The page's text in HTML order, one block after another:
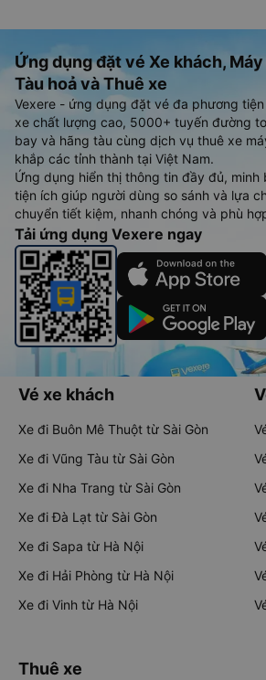
Ứng dụng đặt vé Xe khách, Máy
Tàu hoả và Thuê xe
Vexere - ứng dụng đặt vé đa phương
xe chất lượng cao, 5000+ tuyến đường
bay và hãng tàu cùng dịch vụ thuê xe
khắp các tỉnh thành tại Việt Nam.
Ứng dụng hiển thị thông tin đầy đủ, minh
tiện ích giúp người dùng so sánh và lựa
chuyển tiết kiệm, nhanh chóng và phù
Tải ứng dụng Vexere ngay
Vé xe khách
Xe đi Buôn Mê Thuột từ Sài Gòn
Xe đi Vũng Tàu từ Sài Gòn
Xe đi Nha Trang từ Sài Gòn
Xe đi Đà Lạt từ Sài Gòn
Xe đi Sapa từ Hà Nội
Xe đi Hải Phòng từ Hà Nội
Xe đi Vinh từ Hà Nội
Thuê xe